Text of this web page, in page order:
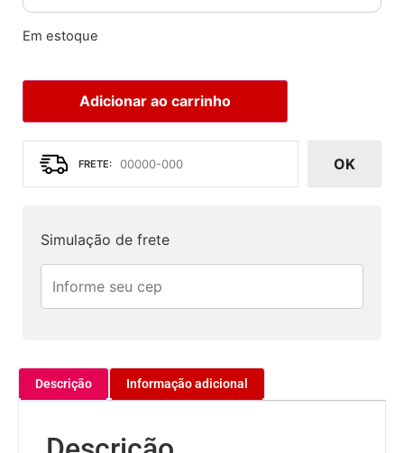
Em estoque
Adicionar ao carrinho
OK
Simulação de frete
Descrição Informação adicional